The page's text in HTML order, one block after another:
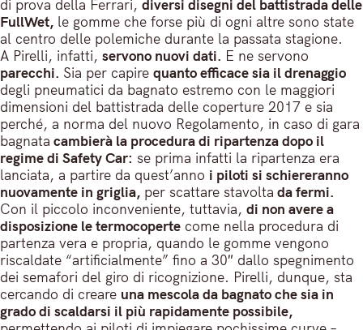
di prova della Ferrari, diversi disegni del battistrada delle
FullWet, le gomme che forse più di ogni altre sono state
al centro delle polemiche durante la passata stagione.
A Pirelli, infatti, servono nuovi dati. E ne servono
parecchi. Sia per capire quanto efficace sia il drenaggio
degli pneumatici da bagnato estremo con le maggiori
dimensioni del battistrada delle coperture 2017 e sia
perché, a norma del nuovo Regolamento, in caso di gara
bagnata cambierà la procedura di ripartenza dopo il
regime di Safety Car: se prima infatti la ripartenza era
lanciata, a partire da quest’anno i piloti si schiereranno
nuovamente in griglia, per scattare stavolta da fermi.
Con il piccolo inconveniente, tuttavia, di non avere a
disposizione le termocoperte come nella procedura di
partenza vera e propria, quando le gomme vengono
riscaldate “artificialmente” fino a 30″ dallo spegnimento
dei semafori del giro di ricognizione. Pirelli, dunque, sta
cercando di creare una mescola da bagnato che sia in
grado di scaldarsi il più rapidamente possibile,